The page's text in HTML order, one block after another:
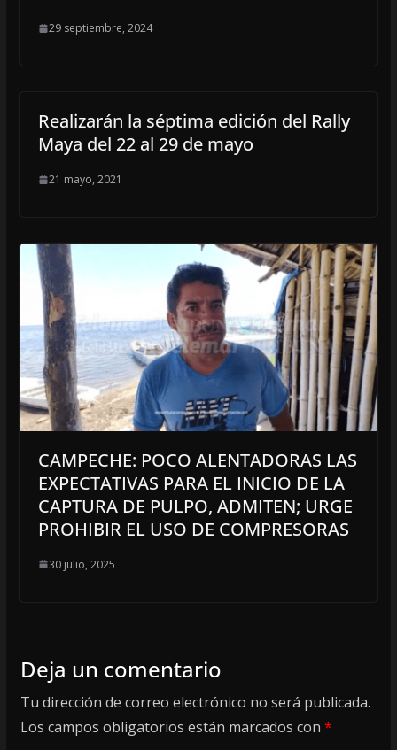
29 septiembre, 2024
Realizarán la séptima edición del Rally
Maya del 22 al 29 de mayo
21 mayo, 2021
CAMPECHE: POCO ALENTADORAS LAS
EXPECTATIVAS PARA EL INICIO DE LA
CAPTURA DE PULPO, ADMITEN; URGE
PROHIBIR EL USO DE COMPRESORAS
30 julio, 2025
Deja un comentario
Tu dirección de correo electrónico no será publicada.
Los campos obligatorios están marcados con *